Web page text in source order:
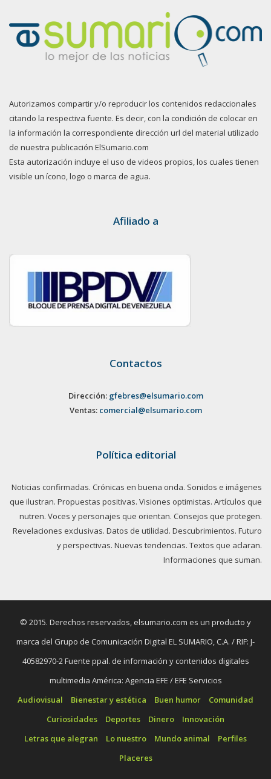
Autorizamos compartir y/o reproducir los contenidos redaccionales
citando la respectiva fuente. Es decir, con la condición de colocar en
la información la correspondiente dirección url del material utilizado
de nuestra publicación ElSumario.com
Esta autorización incluye el uso de videos propios, los cuales tienen
visible un ícono, logo o marca de agua.
Afiliado a
Contactos
Dirección: gfebres@elsumario.com
Ventas: comercial@elsumario.com
Política editorial
Noticias confirmadas. Crónicas en buena onda. Sonidos e imágenes
que ilustran. Propuestas positivas. Visiones optimistas. Artículos que
nutren. Voces y personajes que orientan. Consejos que protegen.
Revelaciones exclusivas. Datos de utilidad. Descubrimientos. Futuro
y perspectivas. Nuevas tendencias. Textos que aclaran.
Informaciones que suman.
© 2015. Derechos reservados, elsumario.com es un producto y
marca del Grupo de Comunicación Digital EL SUMARIO, C.A. / RIF: J-
40582970-2 Fuente ppal. de información y contenidos digitales
multimedia América: Agencia EFE / EFE Servicios
Audiovisual
Bienestar y estética Buen humor
Comunidad
Curiosidades
Deportes Dinero
Innovación
Letras que alegran
Lo nuestro Mundo animal
Perfiles
Placeres